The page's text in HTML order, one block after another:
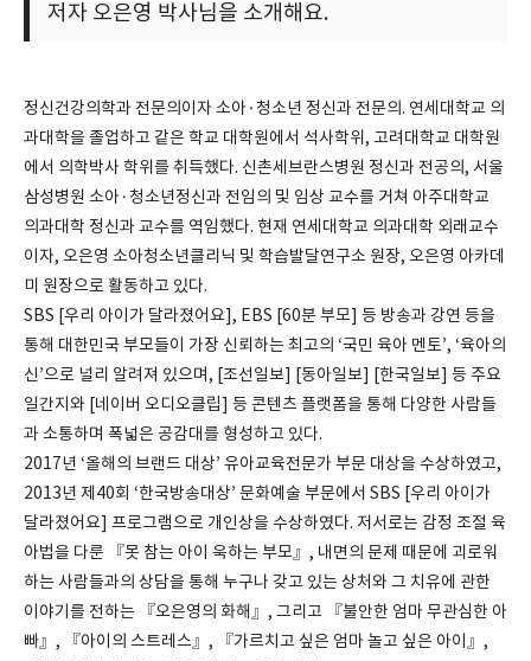
저자 오은영 박사님을 소개해요.
정신건강의학과 전문의이자 소아·청소년 정신과 전문의. 연세대학교 의
과대학을 졸업하고 같은 학교 대학원에서 석사학위, 고려대학교 대학원
에서 의학박사 학위를 취득했다. 신촌세브란스병원 정신과 전공의, 서울
삼성병원 소아·청소년정신과 전임의 및 임상 교수를 거쳐 아주대학교
의과대학 정신과 교수를 역임했다. 현재 연세대학교 의과대학 외래교수
이자, 오은영 소아청소년클리닉 및 학습발달연구소 원장, 오은영 아카데
미 원장으로 활동하고 있다.
SBS [우리 아이가 달라졌어요], EBS [60분 부모] 등 방송과 강연 등을
통해 대한민국 부모들이 가장 신뢰하는 최고의 ‘국민 육아 멘토’, ‘육아의
신’으로 널리 알려져 있으며, [조선일보] [동아일보] [한국일보] 등 주요
일간지와 [네이버 오디오클립] 등 콘텐츠 플랫폼을 통해 다양한 사람들
과 소통하며 폭넓은 공감대를 형성하고 있다.
2017년 ‘올해의 브랜드 대상’ 유아교육전문가 부문 대상을 수상하였고,
2013년 제40회 ‘한국방송대상’ 문화예술 부문에서 SBS [우리 아이가
달라졌어요] 프로그램으로 개인상을 수상하였다. 저서로는 감정 조절 육
아법을 다룬 『못 참는 아이 욱하는 부모』, 내면의 문제 때문에 괴로워
하는 사람들과의 상담을 통해 누구나 갖고 있는 상처와 그 치유에 관한
이야기를 전하는 『오은영의 화해』, 그리고 『불안한 엄마 무관심한 아
빠』, 『아이의 스트레스』, 『가르치고 싶은 엄마 놀고 싶은 아이』,